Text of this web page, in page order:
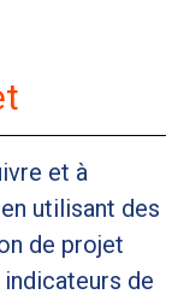
et à
utilisant des
de projet
de